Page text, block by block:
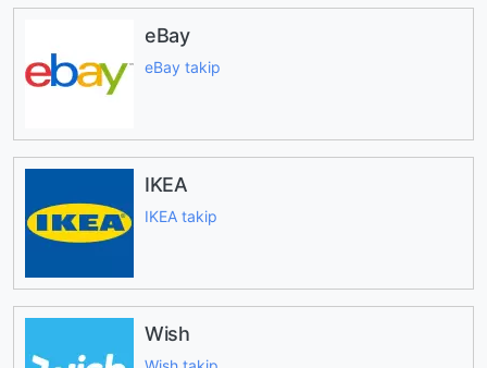
eBay
eBay takip
IKEA
IKEA takip
Wish